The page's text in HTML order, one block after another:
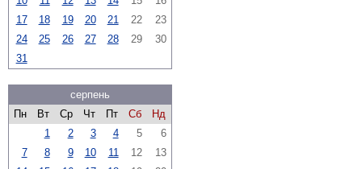
17
18 19 20 21 22
23
24
25 26 27 28 29
30
31
серпень
Пн
Вт Ср Чт Пт Сб
Нд
1
2 3 4 5
6
7
8 9 10 11 12
13